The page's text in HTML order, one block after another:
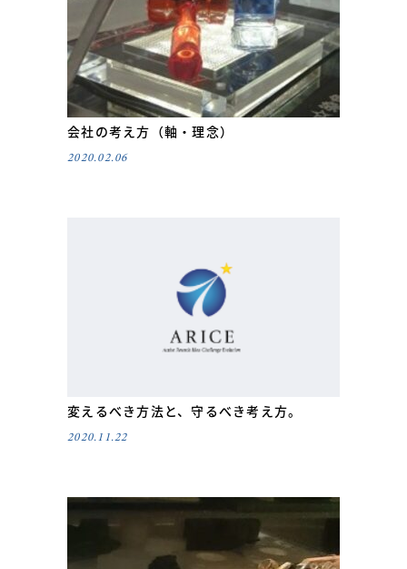
会社の考え方（軸・理念）
2020.02.06
変えるべき方法と、守るべき考え方。
2020.11.22